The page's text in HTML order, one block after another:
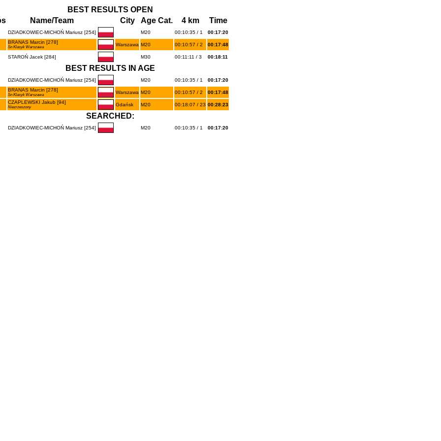
BEST RESULTS OPEN
Name/Team City Age Cat. 4 km Time
DZIADKOWIEC-MICHOŃ Mariusz [254] M20 00:10:35 / 1 00:17:20
BRANAS Marcin [278]
Sn Klasyk Warszawa Warszawa M20 00:10:57 / 2 00:17:48
STAROŃ Jacek [284] M30 00:11:11 / 3 00:18:11
BEST RESULTS IN AGE
DZIADKOWIEC-MICHOŃ Mariusz [254] M20 00:10:35 / 1 00:17:20
BRANAS Marcin [278]
Sn Klasyk Warszawa Warszawa M20 00:10:57 / 2 00:17:48
CZAPLEWSKI Jakub [94]
Niezrzeszony Gdańsk M20 00:18:07 / 23 00:28:23
SEARCHED:
DZIADKOWIEC-MICHOŃ Mariusz [254] M20 00:10:35 / 1 00:17:20